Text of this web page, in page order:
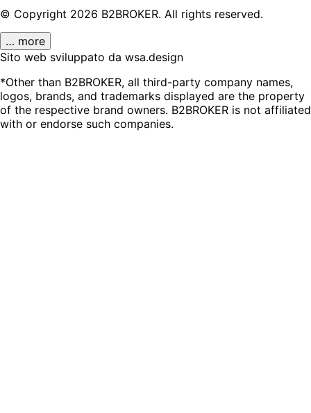
© Copyright 2026 B2BROKER. All rights reserved.
… more
Sito web sviluppato da wsa.design
*Other than B2BROKER, all third-party company names,
logos, brands, and trademarks displayed are the property
of the respective brand owners. B2BROKER is not affiliated
with or endorse such companies.